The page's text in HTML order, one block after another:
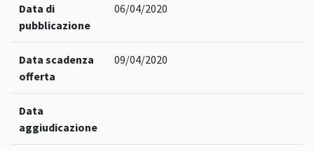
Data di
pubblicazione
06/04/2020
Data scadenza
offerta
09/04/2020
Data
aggiudicazione